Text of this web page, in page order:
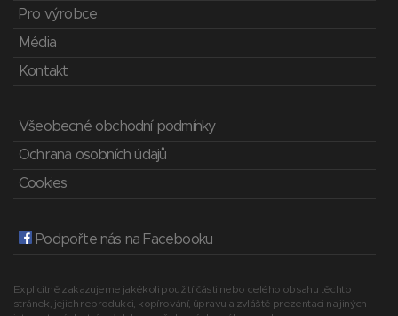
Pro výrobce
Média
Kontakt
Všeobecné obchodní podmínky
Ochrana osobních údajů
Cookies
Podpořte nás na Facebooku
Explicitně zakazujeme jakékoli použití části nebo celého obsahu těchto
stránek, jejich reprodukci, kopírování, úpravu a zvláště prezentaci na jiných